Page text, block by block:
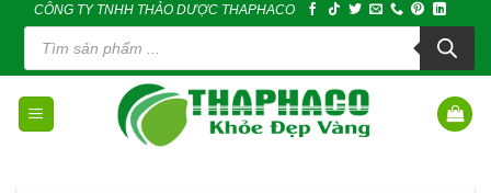
content
CÔNG TY TNHH THẢO DƯỢC THAPHACO
Tìm
kiếm
phẩm